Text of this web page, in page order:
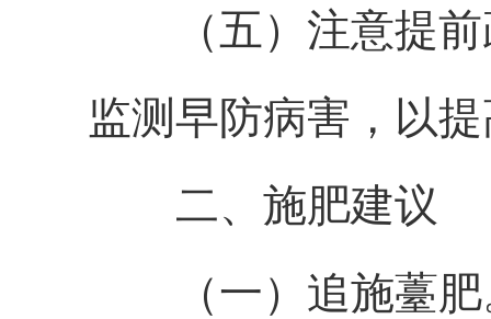
（五）注意提
监测早防病害，以
二、施肥建议
（一）追施薹